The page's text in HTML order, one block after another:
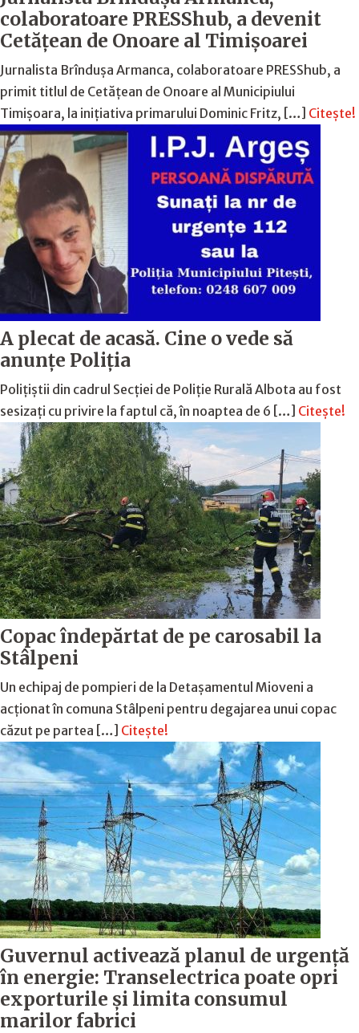
colaboratoare PRESShub, a devenit
Cetățean de Onoare al Timișoarei
Jurnalista Brîndușa Armanca, colaboratoare PRESShub, a
primit titlul de Cetățean de Onoare al Municipiului
Timișoara, la inițiativa primarului Dominic Fritz, […] Citește!
A plecat de acasă. Cine o vede să
anunțe Poliția
Polițiștii din cadrul Secției de Poliție Rurală Albota au fost
sesizați cu privire la faptul că, în noaptea de 6 […] Citește!
Copac îndepărtat de pe carosabil la
Stâlpeni
Un echipaj de pompieri de la Detașamentul Mioveni a
acționat în comuna Stâlpeni pentru degajarea unui copac
căzut pe partea […] Citește!
Guvernul activează planul de urgență
în energie: Transelectrica poate opri
exporturile și limita consumul
marilor fabrici